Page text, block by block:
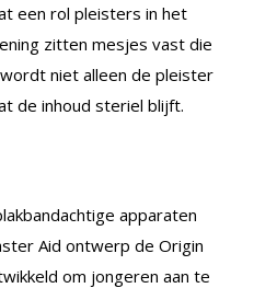
een rol pleisters in het
zitten mesjes vast die
niet alleen de pleister
de inhoud steriel blijft.
apparaten
Aid ontwerp de Origin
om jongeren aan te